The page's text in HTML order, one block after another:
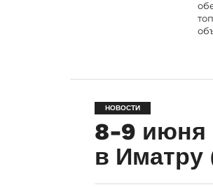
НОВОСТИ
8-9 июня
в